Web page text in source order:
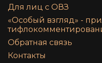
Для лиц с ОВЗ
«‎Особый взгляд» -
Обратная связь
Контакты